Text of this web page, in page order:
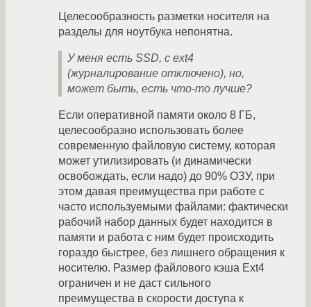
Целесообразность разметки носителя на
разделы для ноутбука непонятна.
У меня есть SSD, с ext4
(журналирование отключено), но,
может быть, есть что-то лучше?
Если оперативной памяти около 8 ГБ,
целесообразно использовать более
современную файловую систему, которая
может утилизировать (и динамически
освобождать, если надо) до 90% ОЗУ, при
этом давая преимущества при работе с
часто используемыми файлами: фактически
рабочий набор данных будет находится в
памяти и работа с ним будет происходить
гораздо быстрее, без лишнего обращения к
носителю. Размер файлового кэша Ext4
ограничен и не даст сильного
преимущества в скорости доступа к